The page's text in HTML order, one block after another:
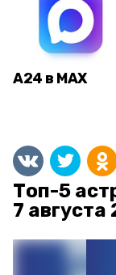
А24 в MAX
Топ-5
7